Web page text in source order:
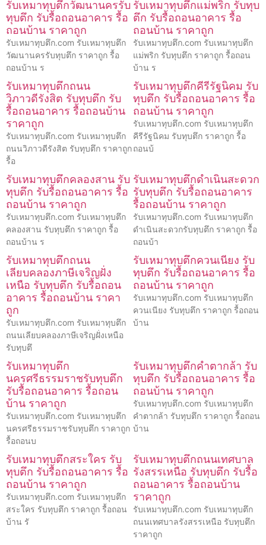
รับเหมาทุบตึกวัฒนานครรับ
ทุบตึก รับรื้อถอนอาคาร รื้อ
ถอนบ้าน ราคาถูก
รับเหมาทุบตึก.com รับเหมาทุบตึก
วัฒนานครรับทุบตึก ราคาถูก รื้อ
ถอนบ้าน ร
รับเหมาทุบตึกแม่พริก รับทุบ
ตึก รับรื้อถอนอาคาร รื้อ
ถอนบ้าน ราคาถูก
รับเหมาทุบตึก.com รับเหมาทุบตึก
แม่พริก รับทุบตึก ราคาถูก รื้อถอน
บ้าน ร
รับเหมาทุบตึกถนน
วิภาวดีรังสิต รับทุบตึก รับ
รื้อถอนอาคาร รื้อถอนบ้าน
ราคาถูก
รับเหมาทุบตึก.com รับเหมาทุบตึก
ถนนวิภาวดีรังสิต รับทุบตึก ราคาถูก
รื้อ
รับเหมาทุบตึกคีรีรัฐนิคม รับ
ทุบตึก รับรื้อถอนอาคาร รื้อ
ถอนบ้าน ราคาถูก
รับเหมาทุบตึก.com รับเหมาทุบตึก
คีรีรัฐนิคม รับทุบตึก ราคาถูก รื้อ
ถอนบ้
รับเหมาทุบตึกคลองสาน รับ
ทุบตึก รับรื้อถอนอาคาร รื้อ
ถอนบ้าน ราคาถูก
รับเหมาทุบตึก.com รับเหมาทุบตึก
คลองสาน รับทุบตึก ราคาถูก รื้อ
ถอนบ้าน ร
รับเหมาทุบตึกดำเนินสะดวก
รับทุบตึก รับรื้อถอนอาคาร
รื้อถอนบ้าน ราคาถูก
รับเหมาทุบตึก.com รับเหมาทุบตึก
ดำเนินสะดวกรับทุบตึก ราคาถูก รื้อ
ถอนบ้า
รับเหมาทุบตึกถนน
เลียบคลองภาษีเจริญฝั่ง
เหนือ รับทุบตึก รับรื้อถอน
อาคาร รื้อถอนบ้าน ราคา
ถูก
รับเหมาทุบตึก.com รับเหมาทุบตึก
ถนนเลียบคลองภาษีเจริญฝั่งเหนือ
รับทุบตึ
รับเหมาทุบตึกควนเนียง รับ
ทุบตึก รับรื้อถอนอาคาร รื้อ
ถอนบ้าน ราคาถูก
รับเหมาทุบตึก.com รับเหมาทุบตึก
ควนเนียง รับทุบตึก ราคาถูก รื้อถอน
บ้าน
รับเหมาทุบตึก
นครศรีธรรมราชรับทุบตึก
รับรื้อถอนอาคาร รื้อถอน
บ้าน ราคาถูก
รับเหมาทุบตึก.com รับเหมาทุบตึก
นครศรีธรรมราชรับทุบตึก ราคาถูก
รื้อถอนบ
รับเหมาทุบตึกคำตากล้า รับ
ทุบตึก รับรื้อถอนอาคาร รื้อ
ถอนบ้าน ราคาถูก
รับเหมาทุบตึก.com รับเหมาทุบตึก
คำตากล้า รับทุบตึก ราคาถูก รื้อถอน
บ้าน
รับเหมาทุบตึกสระใคร รับ
ทุบตึก รับรื้อถอนอาคาร รื้อ
ถอนบ้าน ราคาถูก
รับเหมาทุบตึก.com รับเหมาทุบตึก
สระใคร รับทุบตึก ราคาถูก รื้อถอน
บ้าน รั
รับเหมาทุบตึกถนนเทศบาล
รังสรรเหนือ รับทุบตึก รับรื้อ
ถอนอาคาร รื้อถอนบ้าน
ราคาถูก
รับเหมาทุบตึก.com รับเหมาทุบตึก
ถนนเทศบาลรังสรรเหนือ รับทุบตึก
ราคาถูก